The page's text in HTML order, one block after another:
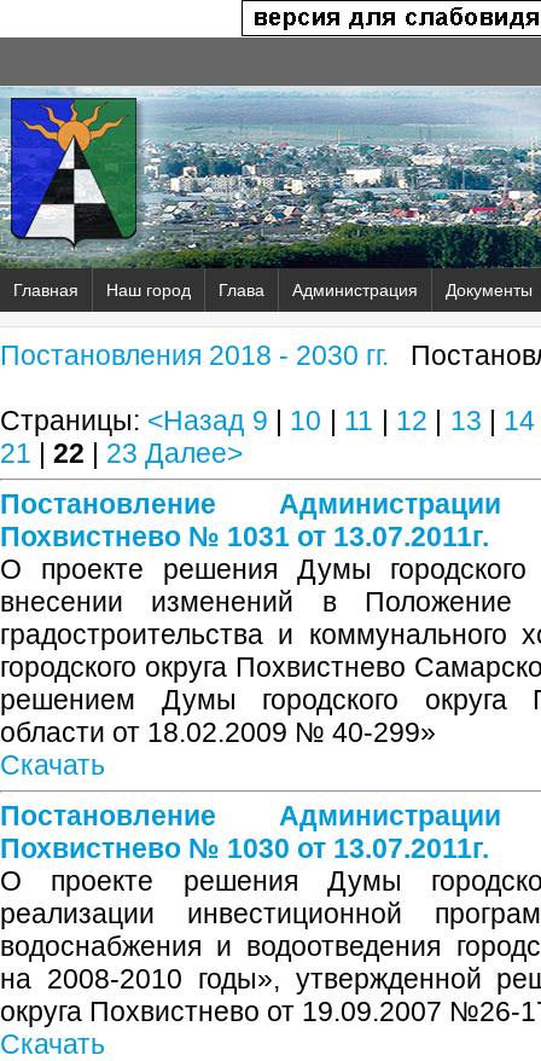
Главная Наш город Глава Администрация Документы
Постановления 2018 - 2030 гг.
Страницы: <Назад 9 | 10 | 11 | 12 | 13 | 14
21 | 22 | 23 Далее>
Постановление
Похвистнево № 1031 от 13.07.2011г.
О проекте решения Думы городского
внесении изменений в Положение
градостроительства и коммунального
городского округа Похвистнево
решением Думы городского округа
области от 18.02.2009 № 40-299»
Скачать
Постановление
Похвистнево № 1030 от 13.07.2011г.
О проекте решения Думы
реализации инвестиционной
водоснабжения и водоотведения
на 2008-2010 годы», утвержденной
округа Похвистнево от 19.09.2007 №26-
Скачать